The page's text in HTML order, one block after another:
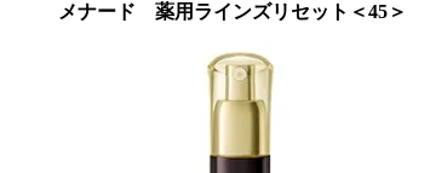
メナード 薬用ラインズリセット＜45＞